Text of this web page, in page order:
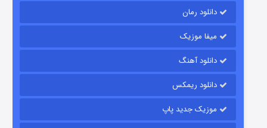
قسمت۲ (دوبله) منتشر شد
دانلود رمان
میفا موزیک
دانلود آهنگ
دانلود ریمکس
موزیک جدید پاپ